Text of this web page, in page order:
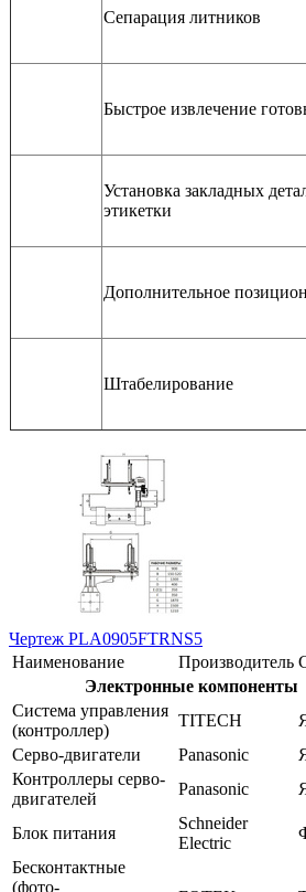
Сепарация литников
Быстрое извлечение
Установка закладных
этикетки
Дополнительное
Штабелирование
Чертеж PLA0905FTRNS5
Наименование
Производитель
Электронные компоненты
Система управления
(контроллер)
TITECH
Серво-двигатели
Panasonic
Контроллеры серво-
двигателей
Panasonic
Блок питания
Schneider
Electric
Бесконтактные
(фото-